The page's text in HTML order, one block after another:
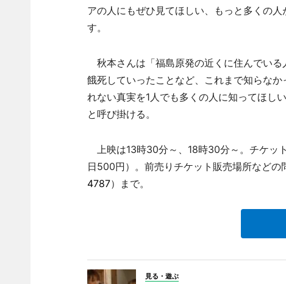
アの人にもぜひ見てほしい、もっと多くの
す。
秋本さんは「福島原発の近くに住んでい
餓死していったことなど、これまで知らな
れない真実を1人でも多くの人に知ってほし
と呼び掛ける。
上映は13時30分～、18時30分～。チケッ
日500円）。前売りチケット販売場所など
4787）まで。
見る・遊ぶ